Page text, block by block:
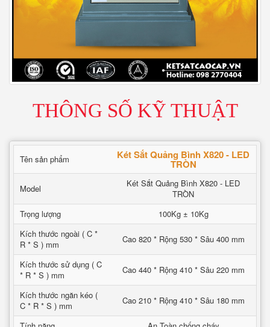
THÔNG SỐ KỸ THUẬT
Tên sản phẩm Két Sắt Quảng Bình X820 - LED
TRÒN
Model
Két Sắt Quảng Bình X820 - LED
TRÒN
Trọng lượng
100Kg ± 10Kg
Kích thước ngoài ( C *
R * S ) mm
Cao 820 * Rộng 530 * Sâu 400 mm
Kích thước sử dụng ( C
* R * S ) mm
Cao 440 * Rộng 410 * Sâu 220 mm
Kích thước ngăn kéo (
C * R * S ) mm
Cao 210 * Rộng 410 * Sâu 180 mm